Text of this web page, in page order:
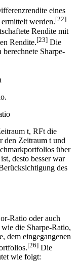
eines
werden.[22]
Rendite mit
Rendite.[23] Die
Sharpe-
t, RFt die
den Zeitraum t und
über
desto besser war
des
Ratio oder auch
die Sharpe-Ratio,
dem eingegangenen
[26] Die
wie folgt: